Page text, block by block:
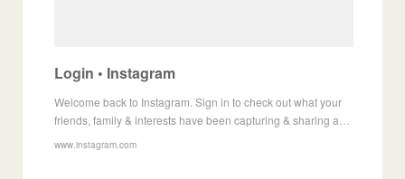
Login • Instagram
Welcome back to Instagram. Sign in to check out what your
friends, family & interests have been capturing & sharing a…
www.instagram.com